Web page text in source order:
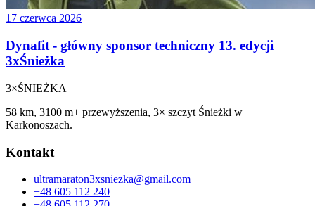
17 czerwca 2026
Dynafit - główny sponsor techniczny 13. edycji
3xŚnieżka
3×ŚNIEŻKA
58 km, 3100 m+ przewyższenia, 3× szczyt Śnieżki w
Karkonoszach.
Kontakt
ultramaraton3xsniezka@gmail.com
+48 605 112 240